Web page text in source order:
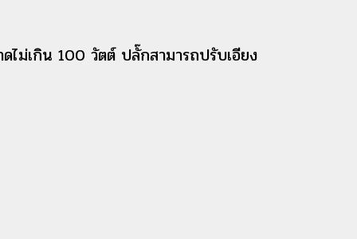
ไม่เกิน 100 วัตต์ ปลั๊กสามารถปรับเอียง